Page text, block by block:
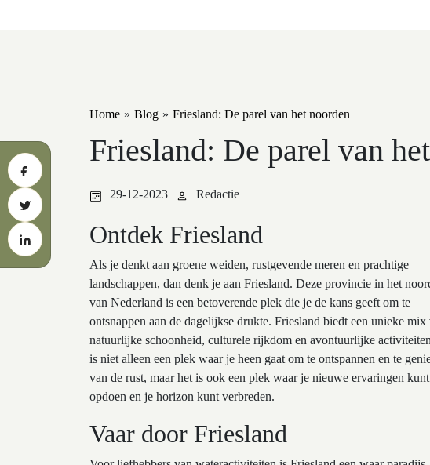
Home » Blog » Friesland: De parel van het noorden
Friesland: De parel van
29-12-2023 Redactie
Ontdek Friesland
Als je denkt aan groene weiden, rustgevende meren en prachtige
landschappen, dan denk je aan Friesland. Deze provincie in het
van Nederland is een betoverende plek die je de kans geeft om te
ontsnappen aan de dagelijkse drukte. Friesland biedt een unieke mix
natuurlijke schoonheid, culturele rijkdom en avontuurlijke
is niet alleen een plek waar je heen gaat om te ontspannen en te
van de rust, maar het is ook een plek waar je nieuwe ervaringen kunt
opdoen en je horizon kunt verbreden.
Vaar door Friesland